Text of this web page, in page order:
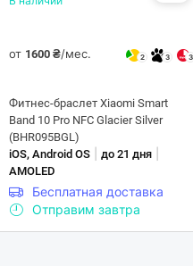
от 1600 ₴/мес. 2 3 3
Фитнес-браслет Xiaomi Smart
Band 10 Pro NFC Glacier Silver
(BHR095BGL)
iOS, Android OS
до 21 дня
AMOLED
Бесплатная доставка
Отправим завтра